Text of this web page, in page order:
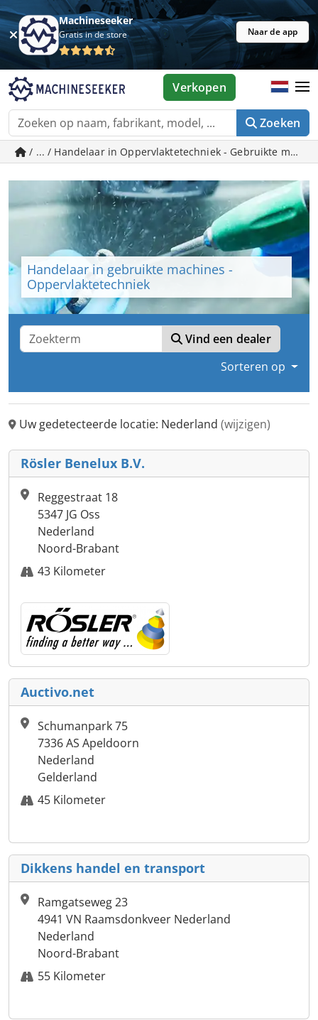
Machineseeker
Gratis in de store Naar de app
Zoeken
Verkopen
/ ... / Handelaar in Oppervlaktetechniek - Gebruikte
Handelaar in gebruikte machines -
Oppervlaktetechniek
Vind een dealer
Sorteren op
Uw gedetecteerde locatie: Nederland (wijzigen)
Rösler Benelux B.V.
Reggestraat 18
5347 JG Oss
Nederland
Noord-Brabant
43 Kilometer
Auctivo.net
Schumanpark 75
7336 AS Apeldoorn
Nederland
Gelderland
45 Kilometer
Dikkens handel en transport
Ramgatseweg 23
4941 VN Raamsdonkveer Nederland
Nederland
Noord-Brabant
55 Kilometer